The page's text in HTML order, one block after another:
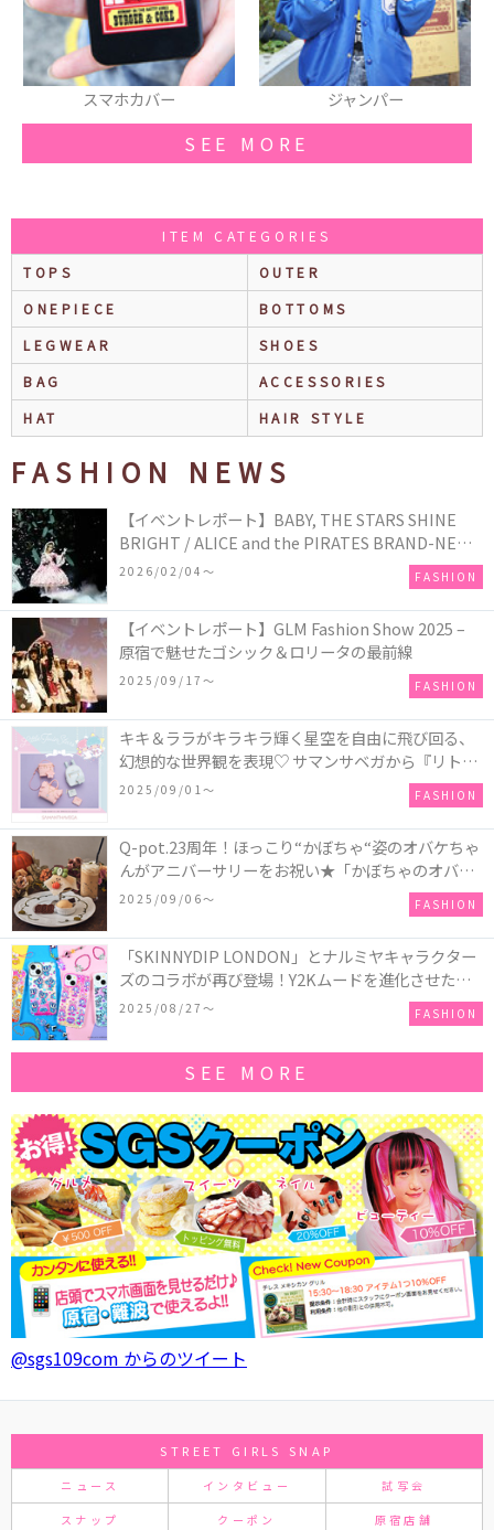
ジャンパー リュック
SEE MORE
ITEM CATEGORIES
TOPS
OUTER
ONEPIECE
BOTTOMS
LEGWEAR
SHOES
BAG
ACCESSORIES
HAT
HAIR STYLE
FASHION NEWS
【イベントレポート】BABY, THE STARS SHINE
BRIGHT / ALICE and the PIRATES BRAND-NEW
COLLECTION in TOKYO
2026/02/04〜 FASHION
【イベントレポート】GLM Fashion Show 2025 –
原宿で魅せたゴシック＆ロリータの最前線
2025/09/17〜 FASHION
キキ＆ララがキラキラ輝く星空を自由に飛び回る、
幻想的な世界観を表現♡ サマンサベガから『リトル
ツインスターズ』50周年アニバーサリーイヤー』を
2025/09/01〜 FASHION
Q-pot.23周年！ほっこり“かぼちゃ“姿のオバケちゃ
んがアニバーサリーをお祝い★「かぼちゃのオバケ
ーキアクセサリー」が新発売！Q-pot CAFE.では
「かぼちゃのオバケーキプレート」も登場
2025/09/06〜 FASHION
「SKINNYDIP LONDON」とナルミヤキャラクター
ズのコラボが再び登場！Y2Kムードを進化させた新
作コレクションを発売♪
2025/08/27〜 FASHION
SEE MORE
@sgs109com からのツイート
STREET GIRLS SNAP
ニュース インタビュー 試写会
スナップ クーポン 原宿店舗